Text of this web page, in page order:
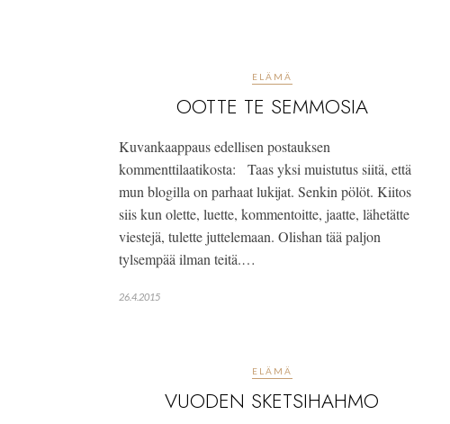
ELÄMÄ
OOTTE TE SEMMOSIA
Kuvankaappaus edellisen postauksen
kommenttilaatikosta: Taas yksi muistutus siitä, että
mun blogilla on parhaat lukijat. Senkin pölöt. Kiitos
siis kun olette, luette, kommentoitte, jaatte, lähetätte
viestejä, tulette juttelemaan. Olishan tää paljon
tylsempää ilman teitä.…
26.4.2015
ELÄMÄ
VUODEN SKETSIHAHMO